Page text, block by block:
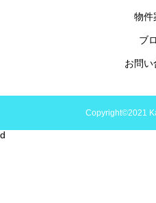
物件
ブ
お問い
Copyright©2021
d